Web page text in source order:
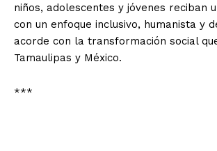
niños, adolescentes y jóvenes reciban
con un enfoque inclusivo, humanista y
acorde con la transformación social
Tamaulipas y México.
***